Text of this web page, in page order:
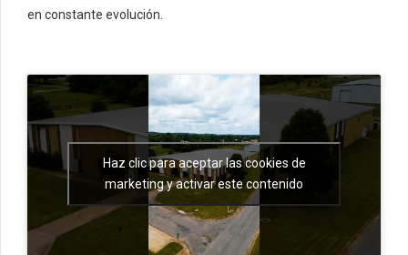
en constante evolución.
Haz clic para aceptar las cookies de
marketing y activar este contenido